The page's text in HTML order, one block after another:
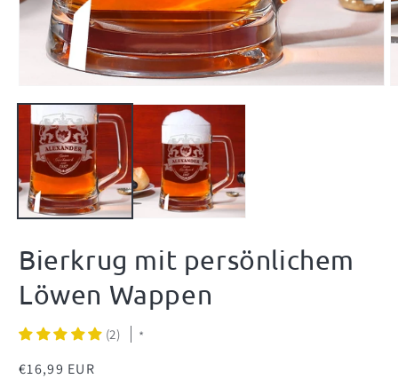
1
Modal
öffnen
Bierkrug mit persönlichem
Löwen Wappen
(2) *
Normaler
€16,99 EUR